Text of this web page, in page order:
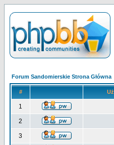
Forum Sandomierskie Strona Główna
#
1
2
3